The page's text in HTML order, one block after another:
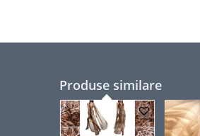
Produse similare